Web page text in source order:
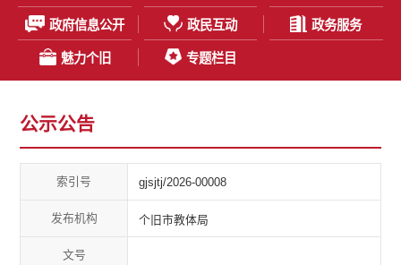
政府信息公开 政民互动 政务服务
魅力个旧 专题栏目
公示公告
索引号 gjsjtj/2026-00008
发布机构 个旧市教体局
文号